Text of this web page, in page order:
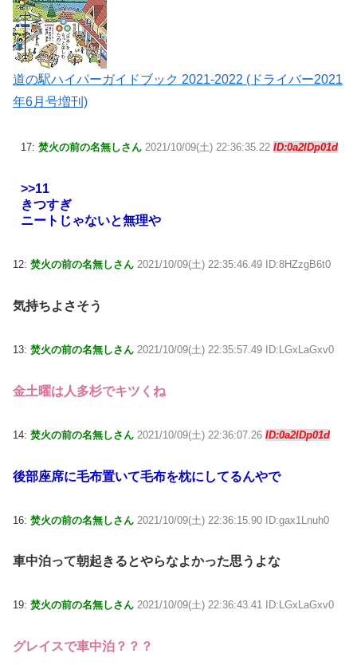
道の駅ハイパーガイドブック 2021-2022 (ドライバー2021
年6月号増刊)
17: 焚火の前の名無しさん 2021/10/09(土) 22:36:35.22 ID:0a2lDp01d
>>11
きつすぎ
ニートじゃないと無理や
12: 焚火の前の名無しさん 2021/10/09(土) 22:35:46.49 ID:8HZzgB6t0
気持ちよさそう
13: 焚火の前の名無しさん 2021/10/09(土) 22:35:57.49 ID:LGxLaGxv0
金土曜は人多杉でキツくね
14: 焚火の前の名無しさん 2021/10/09(土) 22:36:07.26 ID:0a2lDp01d
後部座席に毛布置いて毛布を枕にしてるんやで
16: 焚火の前の名無しさん 2021/10/09(土) 22:36:15.90 ID:gax1Lnuh0
車中泊って朝起きるとやらなよかった思うよな
19: 焚火の前の名無しさん 2021/10/09(土) 22:36:43.41 ID:LGxLaGxv0
グレイスで車中泊？？？